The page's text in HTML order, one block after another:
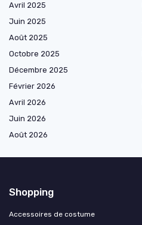
Avril 2025
Juin 2025
Août 2025
Octobre 2025
Décembre 2025
Février 2026
Avril 2026
Juin 2026
Août 2026
Shopping
Accessoires de costume